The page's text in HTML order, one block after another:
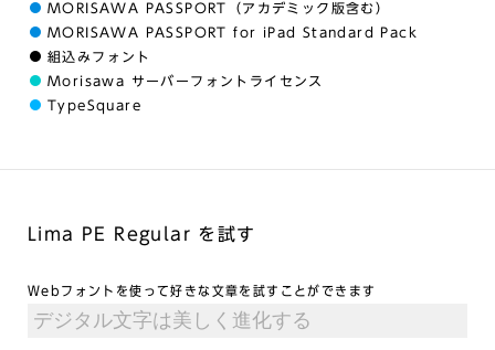
MORISAWA PASSPORT（アカデミック版含む）
MORISAWA PASSPORT for iPad Standard Pack
組込みフォント
Morisawa サーバーフォントライセンス
TypeSquare
Lima PE Regular を試す
Webフォントを使って好きな文章を試すことができます